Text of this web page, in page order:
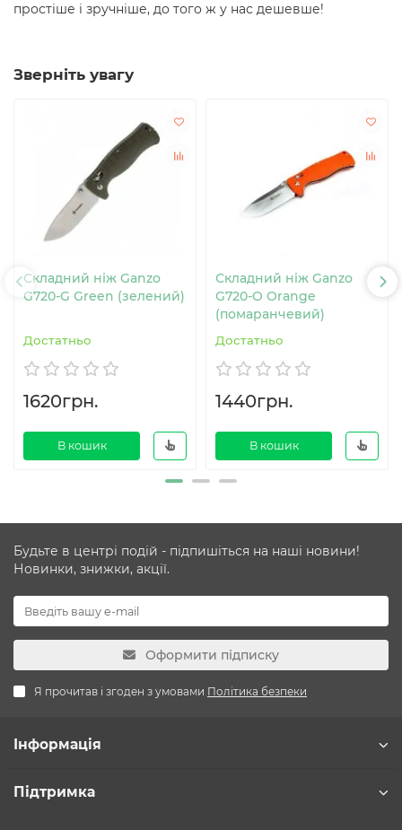
простіше і зручніше, до того ж у нас дешевше!
Зверніть увагу
Складний ніж Ganzo
G720-G Green (зелений)
Достатньо
1620грн.
В кошик
Складний ніж Ganzo
G720-O Orange
(помаранчевий)
Достатньо
1440грн.
В кошик
Будьте в центрі подій - підпишіться на наші новини!
Новинки, знижки, акції.
Оформити підписку
Я прочитав і згоден з умовами Політика безпеки
Інформація
Підтримка